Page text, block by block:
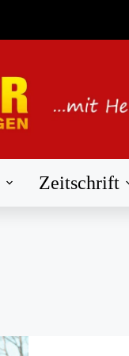
Zeitschrift